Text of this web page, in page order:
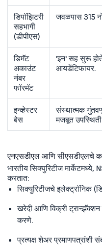
डिपॉझिटरी
सहभागी
(डीपीएस)
जवळपास 315
डिमॅट
अकाउंट
नंबर
फॉरमॅट
'इन' सह सुरू
आयडेंटिफायर.
इन्व्हेस्टर
बेस
संस्थात्मक
मजबूत
एनएसडीएल आणि सीएसडीएलचे
भारतीय सिक्युरिटीज मार्केटमध्ये,
करतात:
सिक्युरिटीजचे इलेक्ट्रॉनिक
खरेदी आणि विक्री
करणे.
प्रत्यक्ष शेअर प्रमाणपत्रांशी